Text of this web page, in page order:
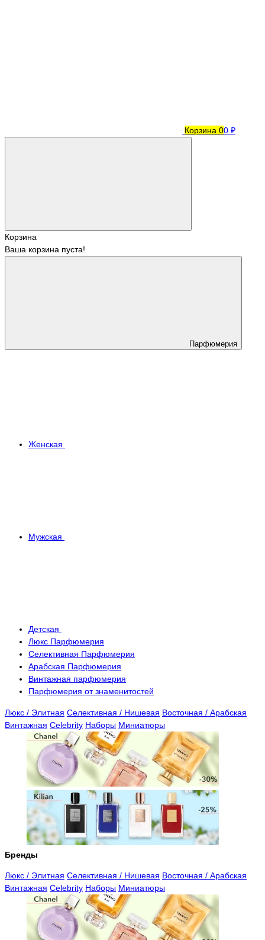
Корзина 00 ₽
Корзина
Ваша корзина пуста!
Парфюмерия
Женская
Мужская
Детская
Люкс Парфюмерия
Селективная Парфюмерия
Арабская Парфюмерия
Винтажная парфюмерия
Парфюмерия от знаменитостей
Люкс / Элитная Селективная / Нишевая Восточная / Арабская
Винтажная Celebrity Наборы Миниатюры
Бренды
Люкс / Элитная Селективная / Нишевая Восточная / Арабская
Винтажная Celebrity Наборы Миниатюры